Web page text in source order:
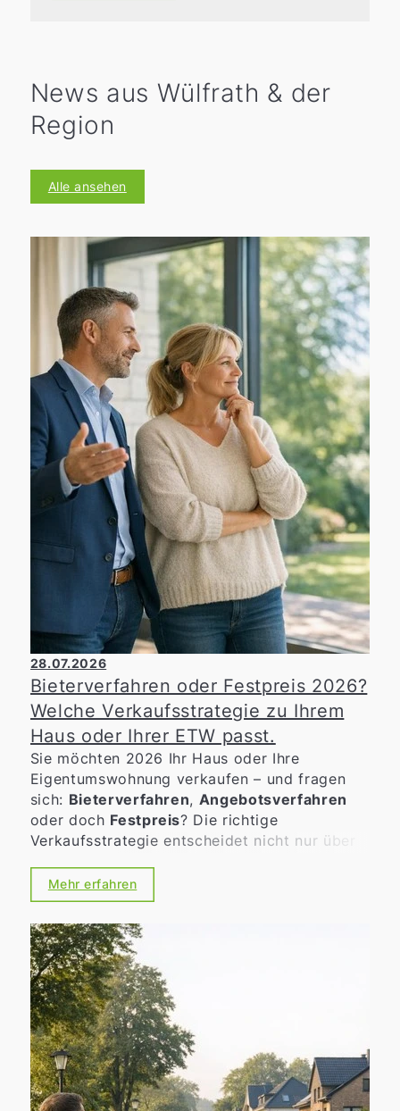
News aus Wülfrath & der
Region
Alle ansehen
28.07.2026
Bieterverfahren oder Festpreis 2026?
Welche Verkaufsstrategie zu Ihrem
Haus oder Ihrer ETW passt.
Sie möchten 2026 Ihr Haus oder Ihre
Eigentumswohnung verkaufen – und fragen
sich: Bieterverfahren, Angebotsverfahren
oder doch Festpreis? Die richtige
Verkaufsstrategie entscheidet nicht nur über
Tempo, Verlässlichkeit und die Art der
Kaufinteressenten. Gerade in bewegten
Märkten lohnt sich eine nüchterne, gut
vorbereitete Entscheidung statt eines
„Bauchgefühls“.
Mehr erfahren